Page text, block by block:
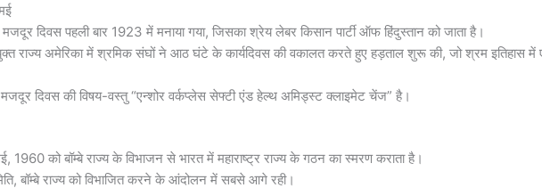
दिवस पहली बार 1923 में मनाया गया, जिसका श्रेय लेबर किसान पार्टी ऑफ हिंदुस्तान को जाता है।
राज्य अमेरिका में श्रमिक संघों ने आठ घंटे के कार्यदिवस की वकालत करते हुए हड़ताल शुरू की, जो श्रम इतिहास में
मजदूर दिवस की विषय-वस्तु “एन्शोर वर्कप्लेस सेफ्टी एंड हेल्थ अमिड्स्ट क्लाइमेट चेंज” है।
1960 को बॉम्बे राज्य के विभाजन से भारत में महाराष्ट्र राज्य के गठन का स्मरण कराता है।
बॉम्बे राज्य को विभाजित करने के आंदोलन में सबसे आगे रही।